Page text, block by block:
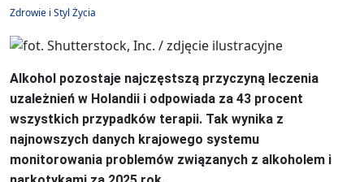
Zdrowie i Styl Życia
Alkohol pozostaje najczęstszą przyczyną leczenia
uzależnień w Holandii i odpowiada za 43 procent
wszystkich przypadków terapii. Tak wynika z
najnowszych danych krajowego systemu
monitorowania problemów związanych z alkoholem i